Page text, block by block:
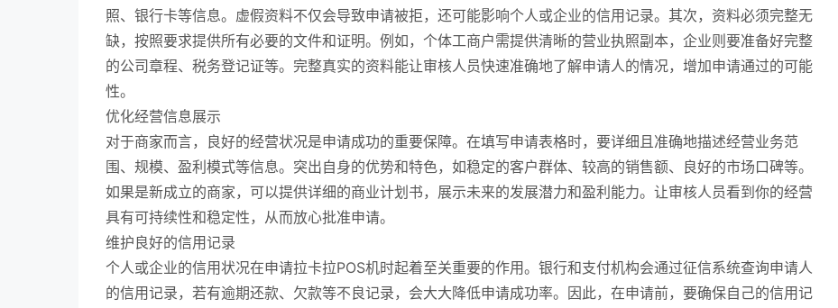
照、银行卡等信息。虚假资料不仅会导致申请被拒，还可能影响个人或企业的信用记录。其次，资料必须完整无
缺，按照要求提供所有必要的文件和证明。例如，个体工商户需提供清晰的营业执照副本，企业则要准备好完整
的公司章程、税务登记证等。完整真实的资料能让审核人员快速准确地了解申请人的情况，增加申请通过的可能
性。
优化经营信息展示
对于商家而言，良好的经营状况是申请成功的重要保障。在填写申请表格时，要详细且准确地描述经营业务范
围、规模、盈利模式等信息。突出自身的优势和特色，如稳定的客户群体、较高的销售额、良好的市场口碑等。
如果是新成立的商家，可以提供详细的商业计划书，展示未来的发展潜力和盈利能力。让审核人员看到你的经营
具有可持续性和稳定性，从而放心批准申请。
维护良好的信用记录
个人或企业的信用状况在申请拉卡拉POS机时起着至关重要的作用。银行和支付机构会通过征信系统查询申请人
的信用记录，若有逾期还款、欠款等不良记录，会大大降低申请成功率。因此，在申请前，要确保自己的信用记